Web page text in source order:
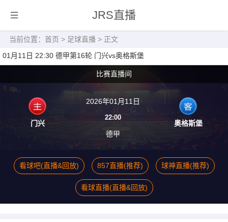
JRS直播
当前位置： 首页 > 足球直播 > 正文
01月11日 22:30 德甲第16轮 门兴vs奥格斯堡
比赛直播间
门兴
2026年01月11日
22:00
德甲
奥格斯堡
看球吧(直播&回放) 857直播(推荐) 球神直播(推荐)
看球直播(直播&回放)